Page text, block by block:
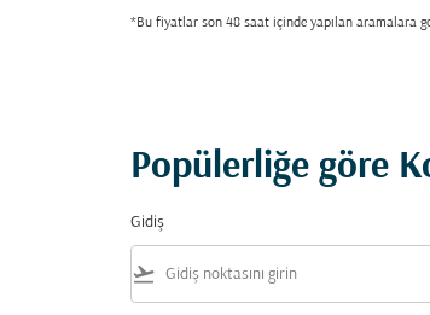
*Bu fiyatlar son 48 saat içinde yapılan aramalara
Popülerliğe göre
Gidiş
flight_takeoff